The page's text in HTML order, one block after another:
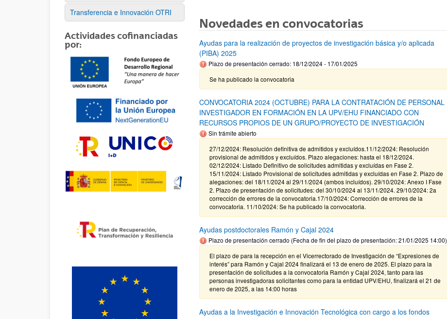
Transferencia e Innovación OTRI
Actividades cofinanciadas
por:
Novedades en convocatorias
Ayudas para la realización de proyectos de investigación básica y/o aplicada
(PIBA) 2025
Plazo de presentación cerrado: 18/12/2024 - 17/01/2025
Se ha publicado la convocatoria
CONVOCATORIA 2024 (OCTUBRE) PARA LA CONTRATACIÓN DE PERSONAL
INVESTIGADOR EN FORMACIÓN EN LA UPV/EHU FINANCIADO CON
RECURSOS PROPIOS DE UN GRUPO/PROYECTO DE INVESTIGACIÓN
Sin trámite abierto
27/12/2024: Resolución definitiva de admitidos y excluídos.11/12/2024: Resolución
provisional de admitidos y excluídos. Plazo alegaciones: hasta el 18/12/2024.
02/12/2024: Listado Definitivo de solicitudes admitidas y excluídas en Fase 2.
15/11/2024: Listado Provisional de solicitudes admitidas y excluídas en Fase 2. Plazo de
alegaciones: del 18/11/2024 al 29/11/2024 (ambos incluídos). 29/10/2024: Anexo I Fase
2. Plazo de presentación de solicitudes: del 30/10/2024 al 13/11/2024. 29/10/2024: 2a
corrección de errores de la convocatoria.17/10/2024: Corrección de errores de la
convocatoria. 11/10/2024: Se ha publicado la convocatoria.
Ayudas postdoctorales Ramón y Cajal 2024
Plazo de presentación cerrado (Fecha de fin del plazo de presentación: 21/01/2025 14:00)
El plazo de para la recepción en el Vicerrectorado de Investigación de “Expresiones de
interés” para Ramón y Cajal 2024 finalizará el 13 de enero de 2025. El plazo para la
presentación de solicitudes a la convocatoria Ramón y Cajal 2024, tanto para las
personas investigadoras solicitantes como para la entidad UPV/EHU, finalizará el 21 de
enero de 2025, a las 14:00 horas
Ayudas a la Investigación e Innovación Tecnológica con cargo a los fondos